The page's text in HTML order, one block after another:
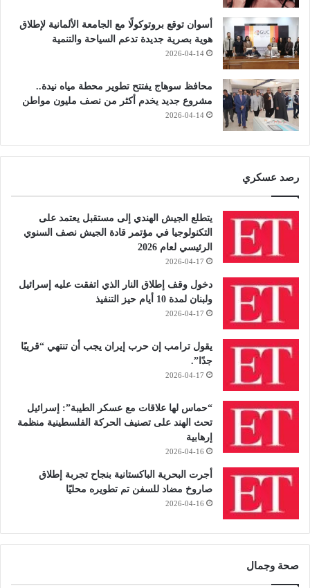
أسوان توقع بروتوكولًا مع الجامعة الألمانية لإطلاق
هوية بصرية جديدة تدعم السياحة والتنمية
2026-04-14
محافظ سوهاج يفتتح تطوير محطة مياه نيدة..
مشروع جديد يخدم أكثر من نصف مليون مواطن
2026-04-14
رصد عسكري
يتطلع الجيش الهندي إلى مستقبل يعتمد على
التكنولوجيا في مؤتمر قادة الجيش نصف السنوي
الرئيسي لعام 2026
2026-04-17
دخول وقف إطلاق النار الذي اتفقت عليه إسرائيل
ولبنان لمدة 10 أيام حيز التنفيذ
2026-04-17
يقول ترامب إن حرب إيران يجب أن تنتهي “قريبًا
جدًا”.
2026-04-17
“حماس لها علاقات مع عسكر الطيبة”: إسرائيل
تحث الهند على تصنيف الحركة الفلسطينية منظمة
إرهابية
2026-04-16
أجرت البحرية الباكستانية بنجاح تجربة إطلاق
صاروخ مضاد للسفن تم تطويره محليًا
2026-04-16
صحة وجمال